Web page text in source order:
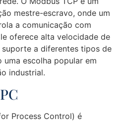
mestre-escravo, onde um
a comunicação com
oferece alta velocidade de
a diferentes tipos de
escolha popular em
industrial.
Process Control) é